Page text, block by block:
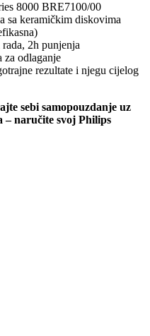
8000 BRE7100/00
sa keramičkim diskovima
2h punjenja
za odlaganje
rezultate i njegu cijelog
sebi samopouzdanje uz
– naručite svoj Philips